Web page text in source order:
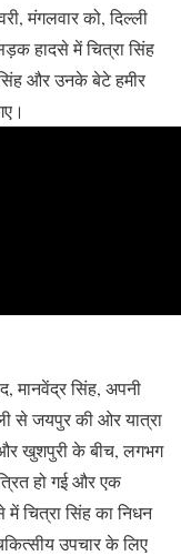
मंगलवार को, दिल्ली
हादसे में चित्रा सिंह
सिंह और उनके बेटे हमीर
मानवेंद्र सिंह, अपनी
से जयपुर की ओर यात्रा
खुशपुरी के बीच, लगभग
हो गई और एक
में चित्रा सिंह का निधन
उपचार के लिए